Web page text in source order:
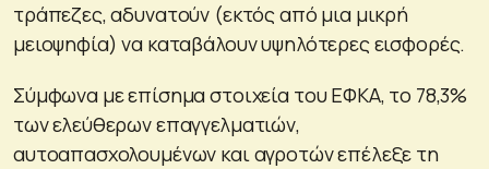
τράπεζες, αδυνατούν (εκτός από μια μικρή
μειοψηφία) να καταβάλουν υψηλότερες εισφορές.
Σύμφωνα με επίσημα στοιχεία του ΕΦΚΑ, το 78,3%
των ελεύθερων επαγγελματιών,
αυτοαπασχολουμένων και αγροτών επέλεξε τη